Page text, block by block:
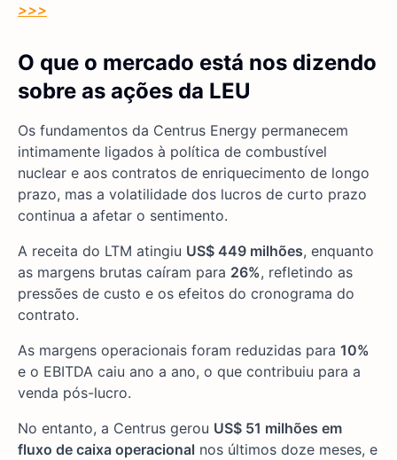
>>>
O que o mercado está nos dizendo
sobre as ações da LEU
Os fundamentos da Centrus Energy permanecem
intimamente ligados à política de combustível
nuclear e aos contratos de enriquecimento de longo
prazo, mas a volatilidade dos lucros de curto prazo
continua a afetar o sentimento.
A receita do LTM atingiu US$ 449 milhões, enquanto
as margens brutas caíram para 26%, refletindo as
pressões de custo e os efeitos do cronograma do
contrato.
As margens operacionais foram reduzidas para 10%
e o EBITDA caiu ano a ano, o que contribuiu para a
venda pós-lucro.
No entanto, a Centrus gerou US$ 51 milhões em
fluxo de caixa operacional nos últimos doze meses, e